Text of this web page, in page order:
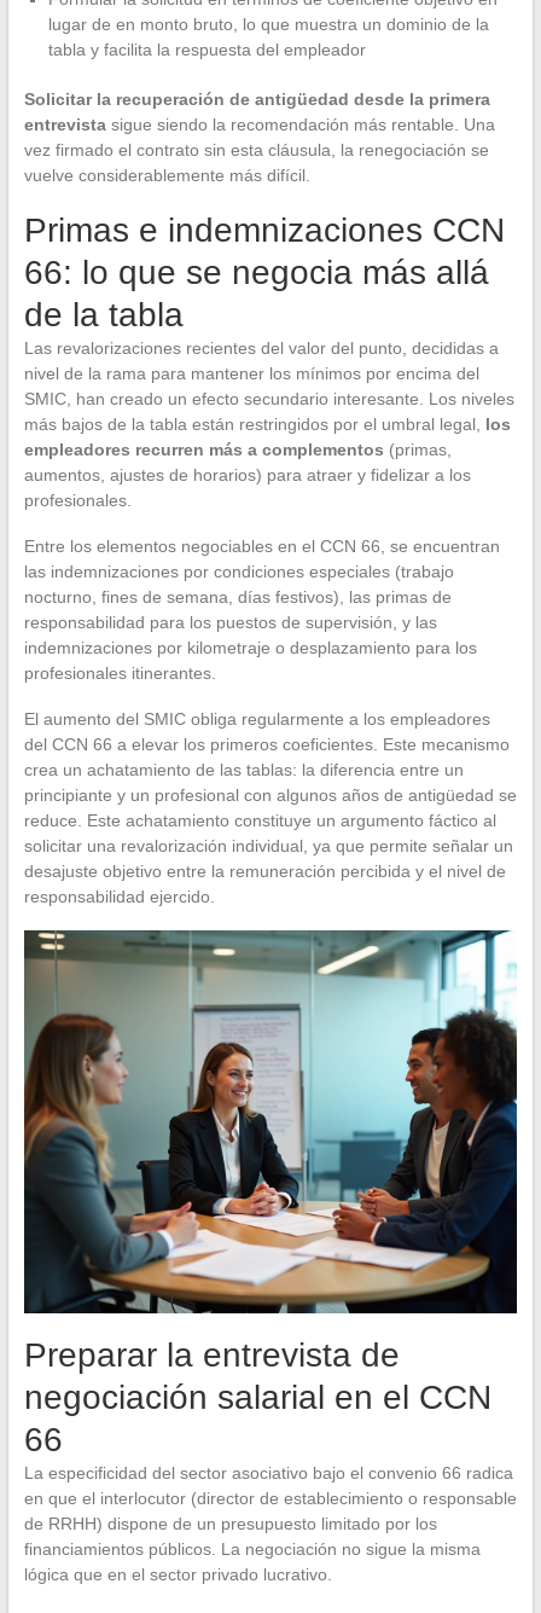
lugar de en monto bruto, lo que muestra un dominio de la
tabla y facilita la respuesta del empleador
Solicitar la recuperación de antigüedad desde la primera
entrevistasigue siendo la recomendación más rentable. Una
vez firmado el contrato sin esta cláusula, la renegociación se
vuelve considerablemente más difícil.
Primas e indemnizaciones CCN
66: lo que se negocia más allá
de la tabla
Las revalorizaciones recientes del valor del punto, decididas a
nivel de la rama para mantener los mínimos por encima del
SMIC, han creado un efecto secundario interesante. Los niveles
más bajos de la tabla están restringidos por el umbral legal, los
empleadores recurren más a complementos (primas,
aumentos, ajustes de horarios) para atraer y fidelizar a los
profesionales.
Entre los elementos negociables en el CCN 66, se encuentran
las indemnizaciones por condiciones especiales (trabajo
nocturno, fines de semana, días festivos), las primas de
responsabilidad para los puestos de supervisión, y las
indemnizaciones por kilometraje o desplazamiento para los
profesionales itinerantes.
El aumento del SMIC obliga regularmente a los empleadores
del CCN 66 a elevar los primeros coeficientes. Este mecanismo
crea un achatamiento de las tablas: la diferencia entre un
principiante y un profesional con algunos años de antigüedad se
reduce. Este achatamiento constituye un argumento fáctico al
solicitar una revalorización individual, ya que permite señalar un
desajuste objetivo entre la remuneración percibida y el nivel de
responsabilidad ejercido.
Preparar la entrevista de
negociación salarial en el CCN
66
La especificidad del sector asociativo bajo el convenio 66 radica
en que el interlocutor (director de establecimiento o responsable
de RRHH) dispone de un presupuesto limitado por los
financiamientos públicos. La negociación no sigue la misma
lógica que en el sector privado lucrativo.